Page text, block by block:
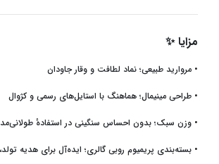
مزایا✨
• مروارید طبیعی؛ نماد لطافت و وقار جاودان
• طراحی مینیمال؛ هماهنگ با استایل‌های رسمی و کژوال
• وزن سبک؛ بدون احساس سنگینی در استفادهٔ
• بسته‌بندی پریمیوم روبی گالری؛ ایده‌آل برای هدیه تولد،